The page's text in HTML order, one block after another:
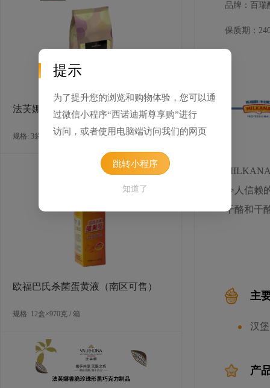
法芙娜灵感系列柚子巧克力制品
规格: 3袋×3千克 / 箱
欧福巴氏杀菌蛋黄液（南区可售）
规格: 12盒×970克 / 箱
品牌：百瑞
保质期：
令人信赖
干酪和干
主
汉
产
提示
为了提升您的浏览和购物体验，您可以通
过微信小程序“西诺迪斯尊享购”进行
访问，或者使用电脑端访问我们的网页
跳转小程序
知道了